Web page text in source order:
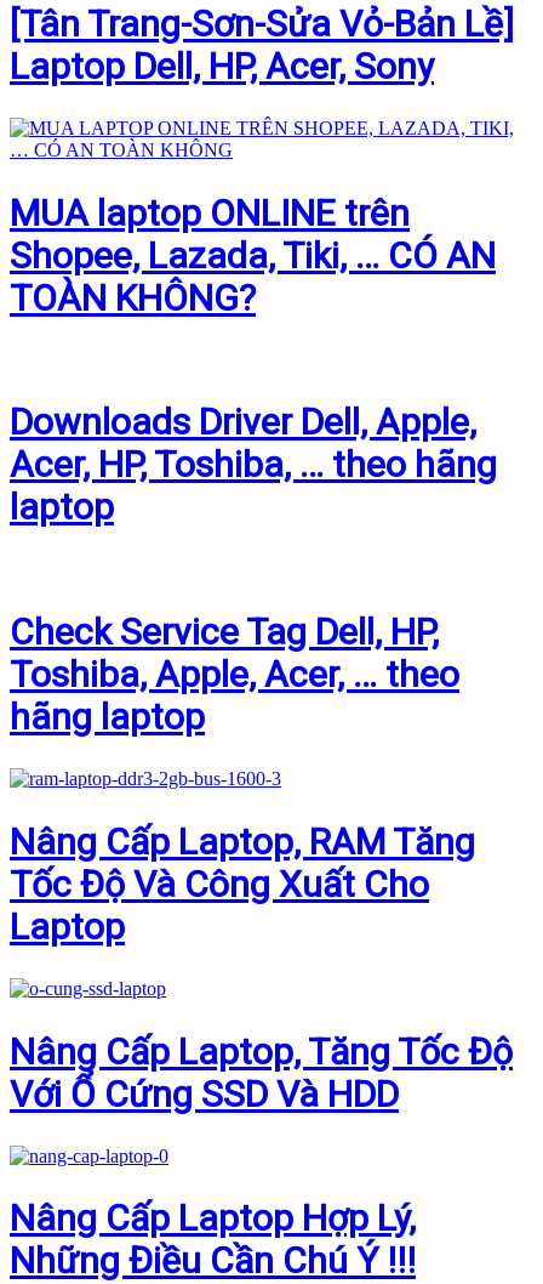
[Tân Trang-Sơn-Sửa Vỏ-Bản Lề]
Laptop Dell, HP, Acer, Sony
MUA laptop ONLINE trên
Shopee, Lazada, Tiki, … CÓ AN
TOÀN KHÔNG?
Downloads Driver Dell, Apple,
Acer, HP, Toshiba, … theo hãng
laptop
Check Service Tag Dell, HP,
Toshiba, Apple, Acer, … theo
hãng laptop
Nâng Cấp Laptop, RAM Tăng
Tốc Độ Và Công Xuất Cho
Laptop
Nâng Cấp Laptop, Tăng Tốc Độ
Với Ổ Cứng SSD Và HDD
Nâng Cấp Laptop Hợp Lý,
Những Điều Cần Chú Ý !!!